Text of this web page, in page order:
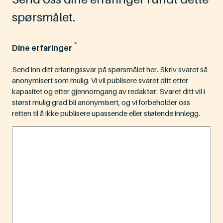
spørsmålet.
Dine erfaringer
*
Send inn ditt erfaringssvar på spørsmålet her. Skriv svaret så
anonymisert som mulig. Vi vil publisere svaret ditt etter
kapasitet og etter gjennomgang av redaktør: Svaret ditt vil i
størst mulig grad bli anonymisert, og vi forbeholder oss
retten til å ikke publisere upassende eller støtende innlegg.